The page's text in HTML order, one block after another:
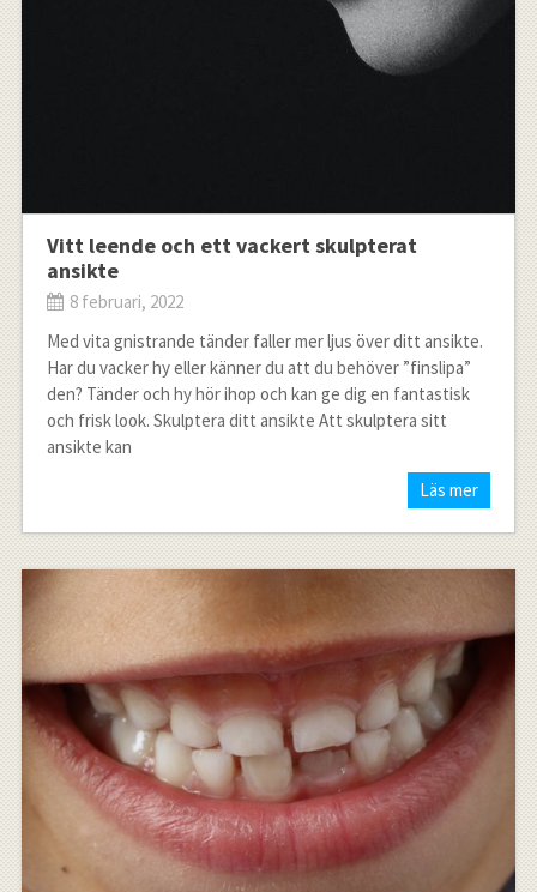
Vitt leende och ett vackert skulpterat
ansikte
8 februari, 2022
Med vita gnistrande tänder faller mer ljus över ditt ansikte.
Har du vacker hy eller känner du att du behöver ”finslipa”
den? Tänder och hy hör ihop och kan ge dig en fantastisk
och frisk look. Skulptera ditt ansikte Att skulptera sitt
ansikte kan
Läs mer